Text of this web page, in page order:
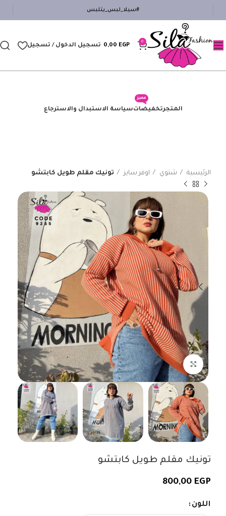
#سيلا_لبس_يتلبس
0
0,00 EGP تسجيل الدخول / تسجيل
المتجرتخفيضات
مميز
سياسة الاستبدال والاسترجاع
الرئيسية شتوي اوفر سايز تونيك مقلم طويل كابتشو
اضغط للتكبير
تونيك مقلم طويل كابتشو
800,00 EGP
اللون